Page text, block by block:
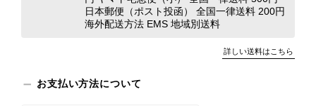
れた中で、率直なご意見をお寄せいた
だきましたことに感謝申し上げます。
商品の状態を丁寧に確認させていただ
態が確認された場合には、当店の検品
日本郵便（ポスト投函） 全国一律送料 200円
海外配送方法 EMS 地域別送料
詳しい送料はこちら
お支払い方法について